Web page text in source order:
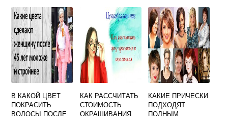
В КАКОЙ ЦВЕТ
ПОКРАСИТЬ
ВОЛОСЫ ПОСЛЕ
КАК РАССЧИТАТЬ
СТОИМОСТЬ
ОКРАШИВАНИЯ
КАКИЕ ПРИЧЕСКИ
ПОДХОДЯТ
ПОЛНЫМ